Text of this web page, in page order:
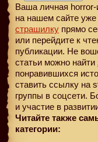
Ваша личная
на нашем сайте уже
страшилку прямо
или перейдите к
публикации. Не
статьи можно найти
понравившихся
ставить ссылку на
группы в соцсети.
и участие в
Читайте также
категории: